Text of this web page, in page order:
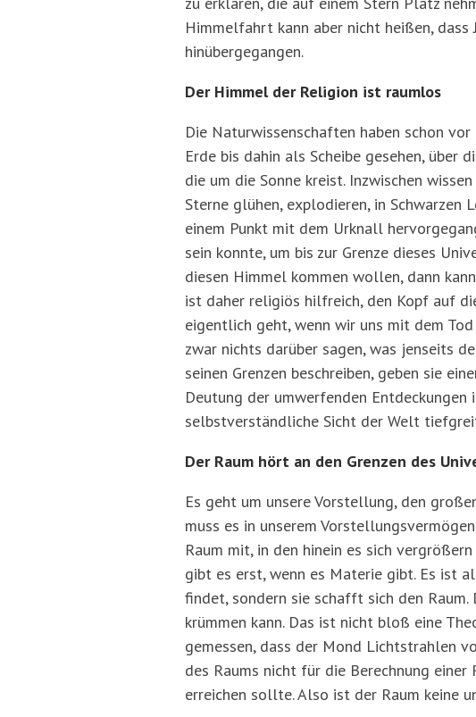
Himmelfahrt kann aber nicht heißen,
hinübergegangen.
Der Himmel der Religion ist raumlos
Die Naturwissenschaften haben schon
Erde bis dahin als Scheibe gesehen,
die um die Sonne kreist. Inzwischen
Sterne glühen, explodieren, in
einem Punkt mit dem Urknall
sein konnte, um bis zur Grenze dieses
diesen Himmel kommen wollen, dann
ist daher religiös hilfreich, den Kopf auf
eigentlich geht, wenn wir uns mit dem
zwar nichts darüber sagen, was jenseits
seinen Grenzen beschreiben, geben sie
Deutung der umwerfenden
selbstverständliche Sicht der Welt
Der Raum hört an den Grenzen des
Es geht um unsere Vorstellung, den
muss es in unserem
Raum mit, in den hinein es sich
gibt es erst, wenn es Materie gibt. Es ist
findet, sondern sie schafft sich den
krümmen kann. Das ist nicht bloß eine
gemessen, dass der Mond Lichtstrahlen
des Raums nicht für die Berechnung
erreichen sollte. Also ist der Raum keine